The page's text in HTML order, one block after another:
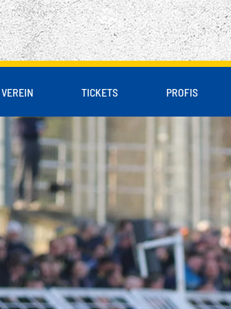
VEREIN
UNSER LEITBILD
TICKETS PROFIS
PARTNER